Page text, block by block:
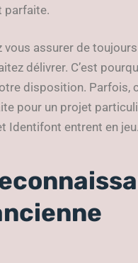
parfaite.
vous assurer de
délivrer. C’est
disposition. Parfois,
pour un projet
Identifont entrent en jeu.